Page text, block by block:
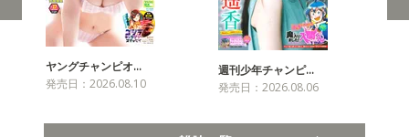
ヤングチャンピオ…
発売日：2026.08.10
週刊少年チャンピ…
発売日：2026.08.06